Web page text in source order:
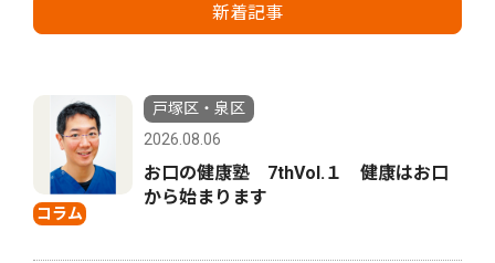
新着記事
コラム
戸塚区・泉区
2026.08.06
お口の健康塾 7thVol.１ 健康はお口
から始まります